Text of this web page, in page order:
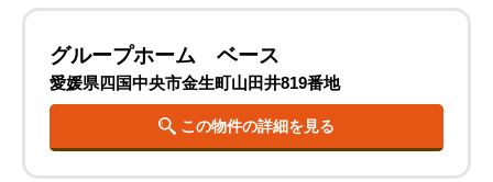
グループホーム ベース
愛媛県四国中央市金生町山田井819番地
この物件の詳細を見る